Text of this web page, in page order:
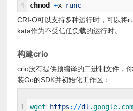
4
chmod
+x
runc
CRI-O可以支持多种运行时，可以将
kata作为不受信任负载的运行时。
构建crio
crio没有提供预编译的二进制文件，
装Go的SDK并初始化工作区：
1
wget https : //dl .google.com